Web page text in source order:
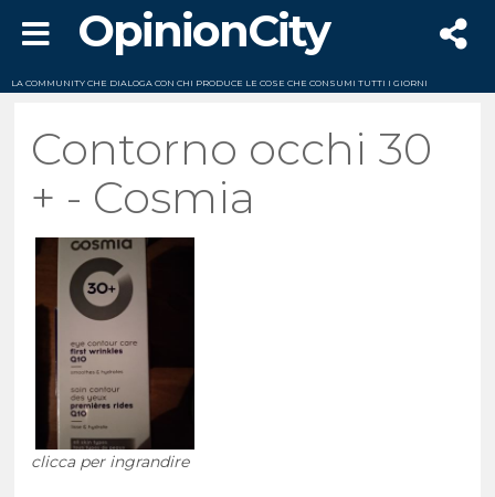
OpinionCity
LA COMMUNITY CHE DIALOGA CON CHI PRODUCE LE COSE CHE CONSUMI TUTTI I GIORNI
Contorno occhi 30
+ - Cosmia
clicca per ingrandire